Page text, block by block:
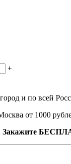
+
и по всей
от 1000
Закажите